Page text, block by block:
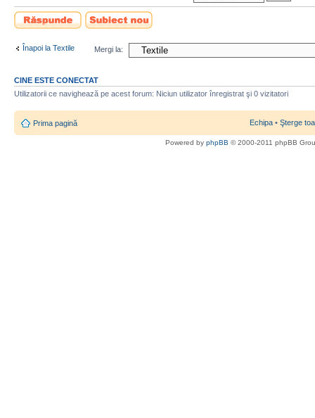
Scrie un răspuns
Scrie un subiect
nou
Înapoi la Textile Mergi la:
CINE ESTE CONECTAT
Utilizatorii ce navighează pe acest forum: Niciun utilizator înregistrat şi 0 vizitatori
Prima pagină Echipa • Şterge
Powered by phpBB © 2000-2011 phpBB